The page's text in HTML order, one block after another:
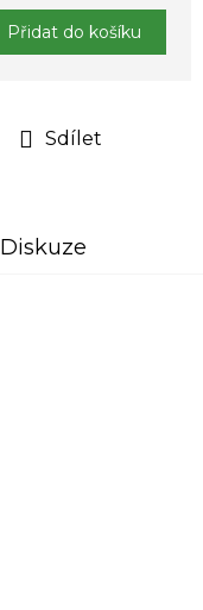
Sdílet
Přidat do košíku
Diskuze